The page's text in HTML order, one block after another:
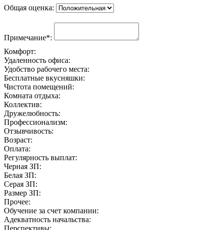
Общая оценка:
Примечание*:
Комфорт:
Удаленность офиса:
Удобство рабочего места:
Бесплатные вкусняшки:
Чистота помещений:
Комната отдыха:
Коллектив:
Дружелюбность:
Профессионализм:
Отзывчивость:
Возраст:
Оплата:
Регулярность выплат:
Черная ЗП:
Белая ЗП:
Серая ЗП:
Размер ЗП:
Прочее:
Обучение за счет компании:
Адекватность начальства: